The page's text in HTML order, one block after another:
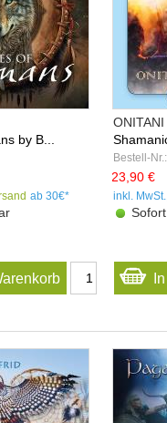
by B...
ab 30€*
ONITANI
Bestell-
23,90 €
inkl.